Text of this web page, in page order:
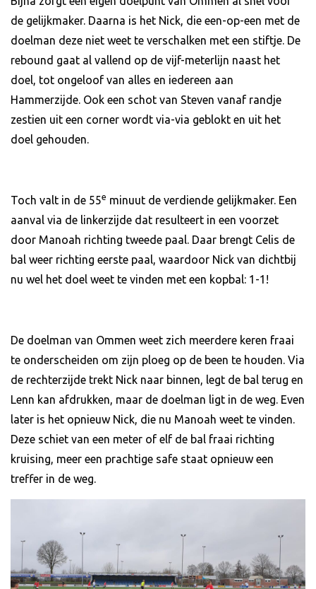
de gelijkmaker. Daarna is het Nick, die een-op-een met de
doelman deze niet weet te verschalken met een stiftje. De
rebound gaat al vallend op de vijf-meterlijn naast het
doel, tot ongeloof van alles en iedereen aan
Hammerzijde. Ook een schot van Steven vanaf randje
zestien uit een corner wordt via-via geblokt en uit het
doel gehouden.
Toch valt in de 55e minuut de verdiende gelijkmaker. Een
aanval via de linkerzijde dat resulteert in een voorzet
door Manoah richting tweede paal. Daar brengt Celis de
bal weer richting eerste paal, waardoor Nick van dichtbij
nu wel het doel weet te vinden met een kopbal: 1-1!
De doelman van Ommen weet zich meerdere keren fraai
te onderscheiden om zijn ploeg op de been te houden. Via
de rechterzijde trekt Nick naar binnen, legt de bal terug en
Lenn kan afdrukken, maar de doelman ligt in de weg. Even
later is het opnieuw Nick, die nu Manoah weet te vinden.
Deze schiet van een meter of elf de bal fraai richting
kruising, meer een prachtige safe staat opnieuw een
treffer in de weg.